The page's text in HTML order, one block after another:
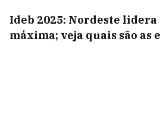
Ideb 2025: Nordeste lidera
máxima; veja quais são as